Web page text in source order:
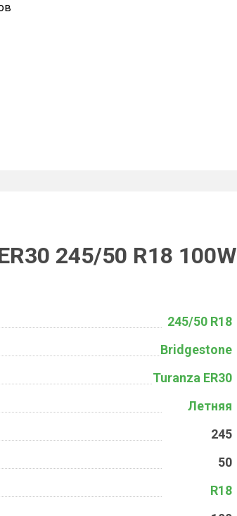
245/50 R18 100W
245/50 R18
Bridgestone
Turanza ER30
Летняя
245
50
R18